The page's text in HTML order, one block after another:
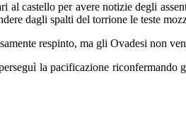
al castello per avere notizie degli
dagli spalti del torrione le teste
respinto, ma gli Ovadesi non
la pacificazione